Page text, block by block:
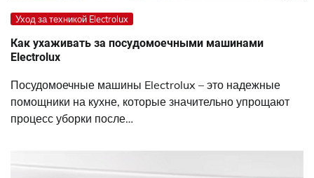
Уход за техникой Electrolux
Как ухаживать за посудомоечными машинами
Electrolux
Посудомоечные машины Electrolux – это надежные
помощники на кухне, которые значительно упрощают
процесс уборки после…